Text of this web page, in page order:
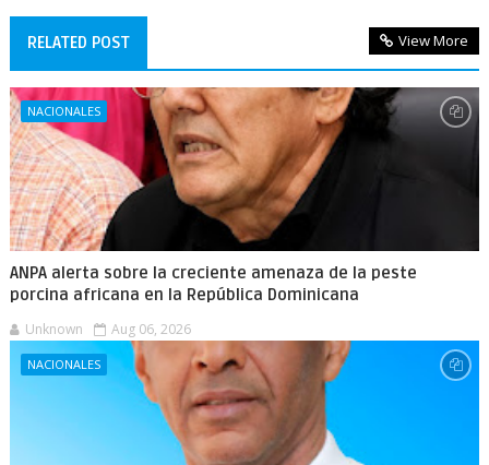
RELATED POST View More
NACIONALES
ANPA alerta sobre la creciente amenaza de la peste
porcina africana en la República Dominicana
Unknown Aug 06, 2026
NACIONALES